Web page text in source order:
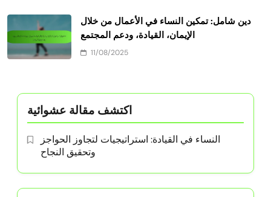
دين شامل: تمكين النساء في الأعمال من خلال
الإيمان، القيادة، ودعم المجتمع
11/08/2025
اكتشف مقالة عشوائية
النساء في القيادة: استراتيجيات لتجاوز الحواجز
وتحقيق النجاح